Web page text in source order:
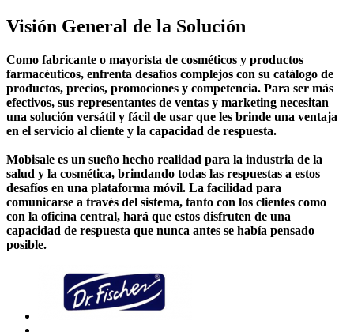
Visión General de la Solución
Como fabricante o mayorista de cosméticos y productos
farmacéuticos, enfrenta desafíos complejos con su catálogo de
productos, precios, promociones y competencia. Para ser más
efectivos, sus representantes de ventas y marketing necesitan
una solución versátil y fácil de usar que les brinde una ventaja
en el servicio al cliente y la capacidad de respuesta.
Mobisale es un sueño hecho realidad para la industria de la
salud y la cosmética, brindando todas las respuestas a estos
desafíos en una plataforma móvil. La facilidad para
comunicarse a través del sistema, tanto con los clientes como
con la oficina central, hará que estos disfruten de una
capacidad de respuesta que nunca antes se había pensado
posible.